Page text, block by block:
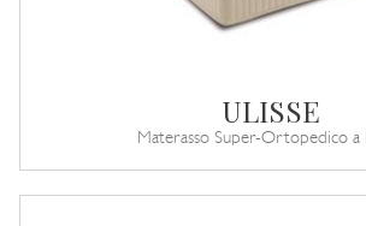
ULISSE
Materasso Super-Ortopedico a